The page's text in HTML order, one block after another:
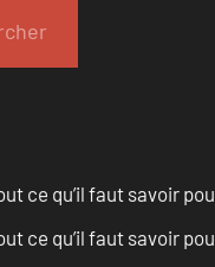
ce qu’il faut savoir
ce qu’il faut savoir